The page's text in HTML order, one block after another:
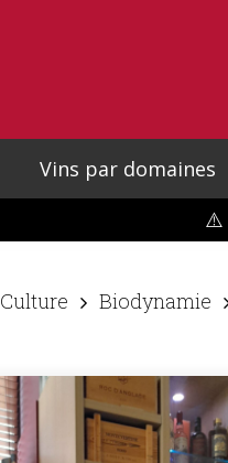
Vins par domaines
⚠️
Culture Biodynamie